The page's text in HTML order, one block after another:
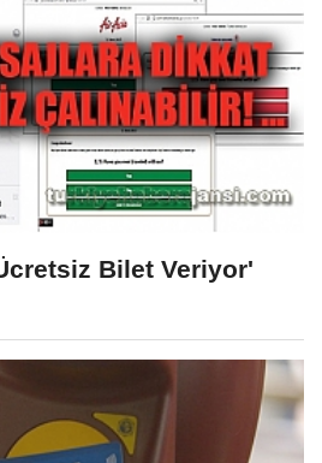
Bilet Veriyor'